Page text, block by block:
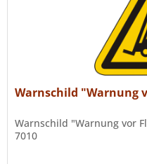
Warnschild "Warnung
Warnschild "Warnung vor
7010